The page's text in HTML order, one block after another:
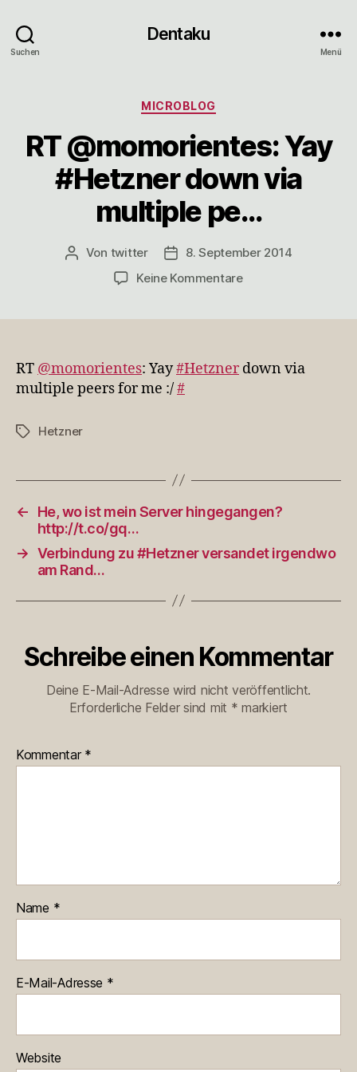
Suchen
Dentaku
Menü
Kategorien
MICROBLOG
RT @momorientes: Yay
#Hetzner down via
multiple pe…
Beitragsautor
Von twitter Veröffentlichungsdatum
8. September 2014
Keine Kommentarezu
down
RT @momorientes: Yay#Hetzner down via
multiple peers for me :/#
Schlagwörter
Hetzner
←
He, wo ist mein Server hingegangen?
http://t.co/gq…
→ Verbindung zu #Hetzner versandet irgendwo
am Rand…
Schreibe einen Kommentar
Deine E-Mail-Adresse wird nicht veröffentlicht.
Erforderliche Felder sind mit * markiert
Kommentar *
Name *
E-Mail-Adresse *
Website